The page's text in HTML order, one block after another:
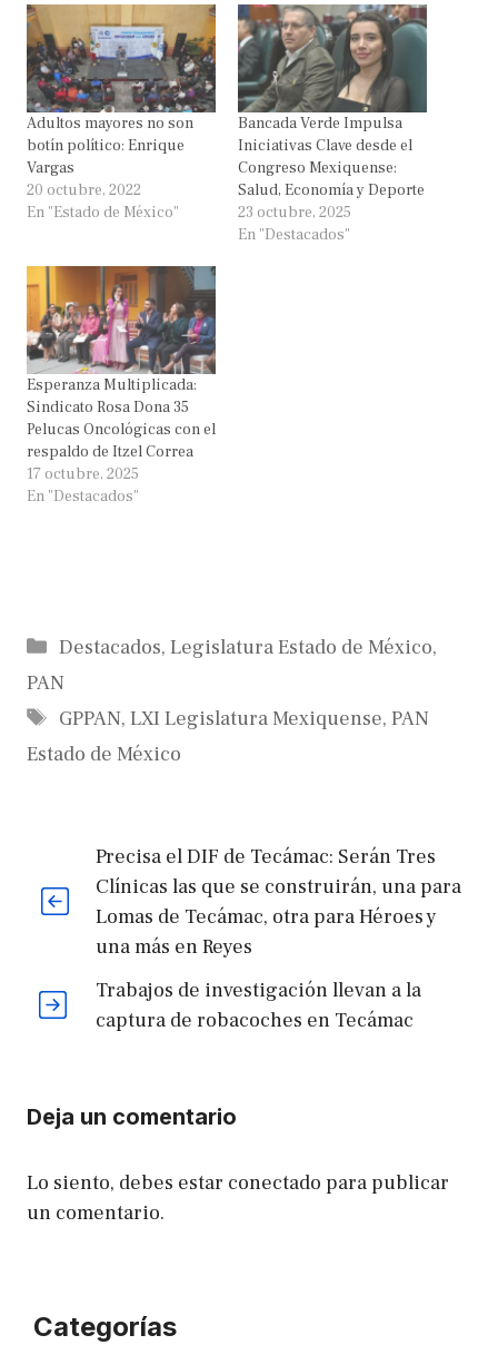
Adultos mayores no son
botín político: Enrique
Vargas
20 octubre, 2022
En "Estado de México"
Bancada Verde Impulsa
Iniciativas Clave desde el
Congreso Mexiquense:
Salud, Economía y Deporte
23 octubre, 2025
En "Destacados"
Esperanza Multiplicada:
Sindicato Rosa Dona 35
Pelucas Oncológicas con el
respaldo de Itzel Correa
17 octubre, 2025
En "Destacados"
Categorías
Destacados, Legislatura Estado de México,
PAN
Etiquetas
GPPAN, LXI Legislatura Mexiquense, PAN
Estado de México
Precisa el DIF de Tecámac: Serán Tres
Clínicas las que se construirán, una para
Lomas de Tecámac, otra para Héroes y
una más en Reyes
Trabajos de investigación llevan a la
captura de robacoches en Tecámac
Deja un comentario
Lo siento, debes estar conectado para publicar
un comentario.
Categorías